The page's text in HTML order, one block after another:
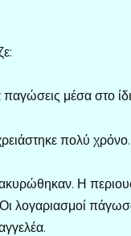
μέσα στο
πολύ χρόνο.
ακυρώθηκαν. Η
λογαριασμοί